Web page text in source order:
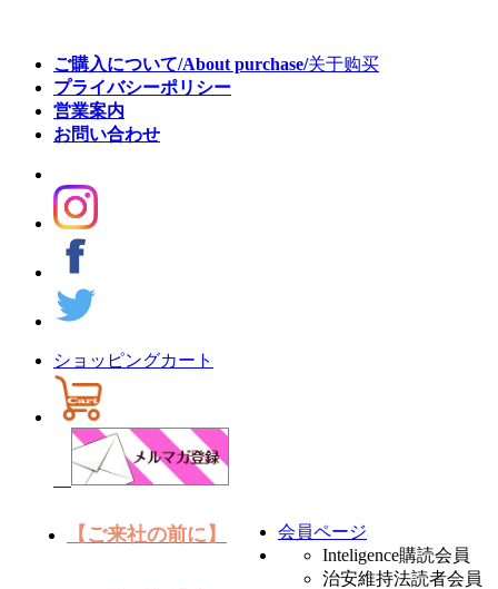
ご購入について/About purchase/关于购买
プライバシーポリシー
営業案内
お問い合わせ
ショッピングカート
【ご来社の前に】
会員ページ
Inteligence購読会員
治安維持法読者会員